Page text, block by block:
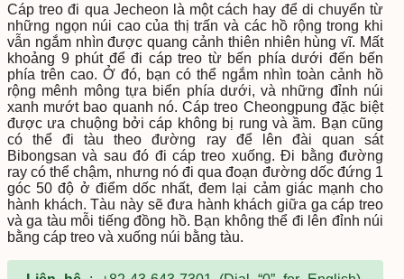
Cáp treo đi qua Jecheon là một cách hay để di chuyển từ
những ngọn núi cao của thị trấn và các hồ rộng trong khi
vẫn ngắm nhìn được quang cảnh thiên nhiên hùng vĩ. Mất
khoảng 9 phút để đi cáp treo từ bến phía dưới đến bến
phía trên cao. Ở đó, bạn có thể ngắm nhìn toàn cảnh hồ
rộng mênh mông tựa biển phía dưới, và những đỉnh núi
xanh mướt bao quanh nó. Cáp treo Cheongpung đặc biệt
được ưa chuộng bởi cáp không bị rung và ầm. Bạn cũng
có thể đi tàu theo đường ray để lên đài quan sát
Bibongsan và sau đó đi cáp treo xuống. Đi bằng đường
ray có thể chậm, nhưng nó đi qua đoạn đường dốc đứng 1
góc 50 độ ở điểm dốc nhất, đem lại cảm giác mạnh cho
hành khách. Tàu này sẽ đưa hành khách giữa ga cáp treo
và ga tàu mỗi tiếng đồng hồ. Bạn không thể đi lên đỉnh núi
bằng cáp treo và xuống núi bằng tàu.